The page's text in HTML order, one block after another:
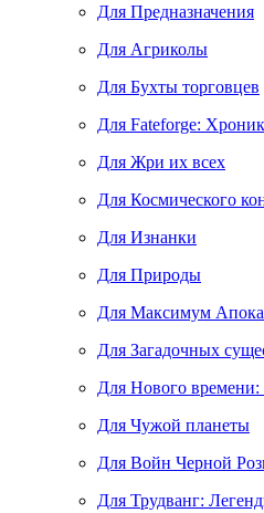
Для Предназначения
Для Агриколы
Для Бухты торговцев
Для Fateforge:
Для Жри их всех
Для Космического
Для Изнанки
Для Природы
Для Максимум
Для Загадочных
Для Нового времени:
Для Чужой планеты
Для Войн Черной
Для Трудванг: